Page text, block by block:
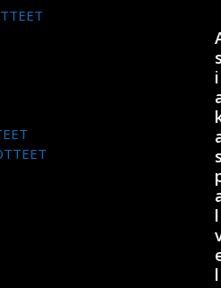
i
l
l